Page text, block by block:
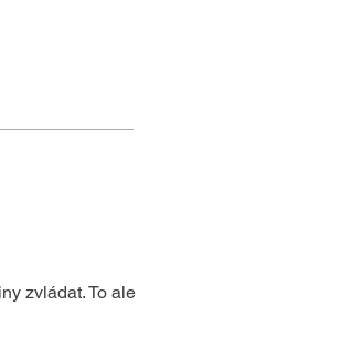
zvládat. To ale